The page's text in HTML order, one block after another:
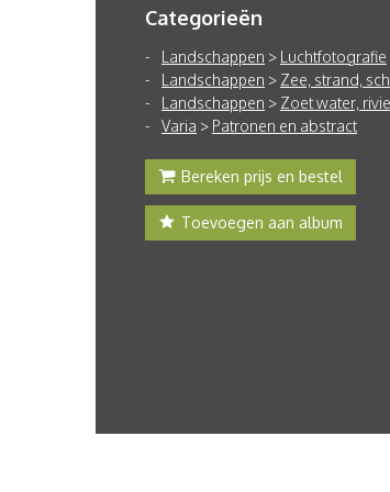
Categorieën
Landschappen > Luchtfotografie
Landschappen > Zee, strand,
Landschappen > Zoet water,
Varia > Patronen en abstract
Bereken prijs en bestel
Toevoegen aan album